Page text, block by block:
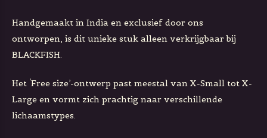
Handgemaakt in India en exclusief door ons
ontworpen, is dit unieke stuk alleen verkrijgbaar bij
BLACKFISH.
Het ‘Free size’-ontwerp past meestal van X-Small tot X-
Large en vormt zich prachtig naar verschillende
lichaamstypes.